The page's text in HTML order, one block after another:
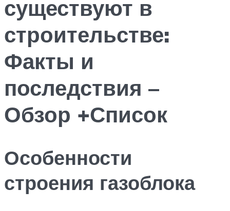
существуют в
строительстве:
Факты и
последствия –
Обзор +Список
Особенности
строения газоблока